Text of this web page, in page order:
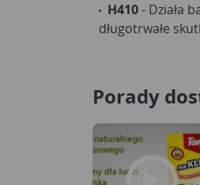
H410- Działa
długotrwałe
Porady